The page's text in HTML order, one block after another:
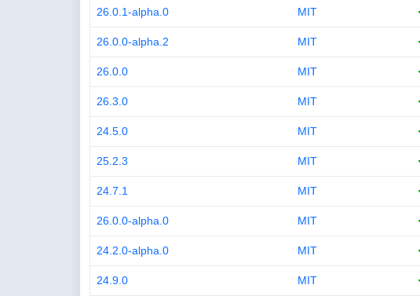
26.0.1-alpha.0 MIT
26.0.0-alpha.2 MIT
26.0.0 MIT
26.3.0 MIT
24.5.0 MIT
25.2.3 MIT
24.7.1 MIT
26.0.0-alpha.0 MIT
24.2.0-alpha.0 MIT
24.9.0 MIT